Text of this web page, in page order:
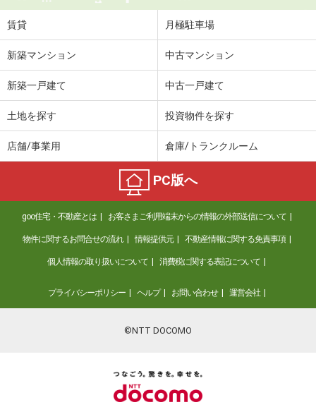
賃貸 月極駐車場
新築マンション 中古マンション
新築一戸建て 中古一戸建て
土地を探す 投資物件を探す
店舗/事業用 倉庫/トランクルーム
PC版へ
goo住宅・不動産とは お客さまご利用端末からの情報の外部送信について
物件に関するお問合せの流れ 情報提供元 不動産情報に関する免責事項
個人情報の取り扱いについて 消費税に関する表記について
プライバシーポリシー ヘルプ お問い合わせ 運営会社
©NTT DOCOMO